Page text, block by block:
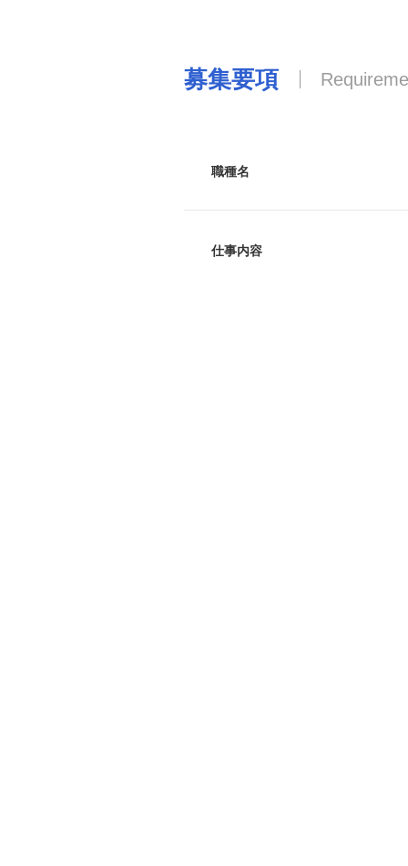
募集要項
職種名
仕事内容